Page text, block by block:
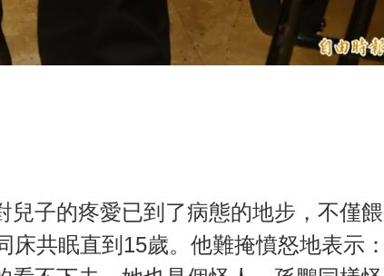
兒子的疼愛已到了病態的地步，不僅餵
共眠直到15歲。他難掩憤怒地表示：